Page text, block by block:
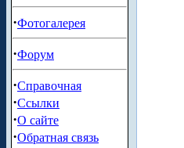
·Фотогалерея
·Форум
·Справочная
·Ссылки
·О сайте
·Обратная связь